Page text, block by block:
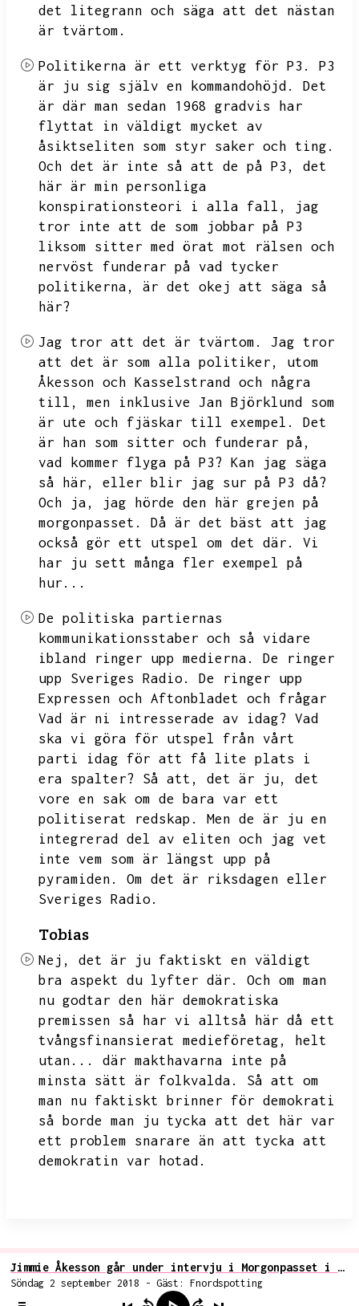
det litegrann och säga att det nästan
är tvärtom.
Politikerna är ett verktyg för P3.
P3
är ju sig själv en kommandohöjd.
Det
är där man sedan 1968 gradvis har
flyttat in väldigt mycket av
åsiktseliten som styr saker och ting.
Och det är inte så att de på P3,
det
här är min personliga
konspirationsteori i alla fall,
jag
tror inte att de som jobbar på P3
liksom sitter med örat mot rälsen och
nervöst funderar på vad tycker
politikerna,
är det okej att säga så
här?
Jag tror att det är tvärtom.
Jag tror
att det är som alla politiker,
utom
Åkesson och Kasselstrand och några
till,
men inklusive Jan Björklund som
är ute och fjäskar till exempel.
Det
är han som sitter och funderar på,
vad kommer flyga på P3? Kan jag säga
så här,
eller blir jag sur på P3 då?
Och ja,
jag hörde den här grejen på
morgonpasset.
Då är det bäst att jag
också gör ett utspel om det där.
Vi
har ju sett många fler exempel på
hur...
De politiska partiernas
kommunikationsstaber och så vidare
ibland ringer upp medierna.
De ringer
upp Sveriges Radio.
De ringer upp
Expressen och Aftonbladet och frågar
Vad är ni intresserade av idag? Vad
ska vi göra för utspel från vårt
parti idag för att få lite plats i
era spalter?
Så att, det är ju,
det
vore en sak om de bara var ett
politiserat redskap.
Men de är ju en
integrerad del av eliten och jag vet
inte vem som är längst upp på
pyramiden.
Om det är riksdagen eller
Sveriges Radio.
Tobias
Nej,
det är ju faktiskt en väldigt
bra aspekt du lyfter där.
Och om man
nu godtar den här demokratiska
premissen så har vi alltså här då ett
tvångsfinansierat medieföretag,
helt
utan...
där makthavarna inte på
minsta sätt är folkvalda.
Så att om
man nu faktiskt brinner för demokrati
så borde man ju tycka att det här var
ett problem snarare än att tycka att
demokratin var hotad.
Jimmie Åkesson går under intervju i Morgonpasset i P3 till attack mot kanalen
Söndag 2 september 2018 - Gäst: Fnordspotting